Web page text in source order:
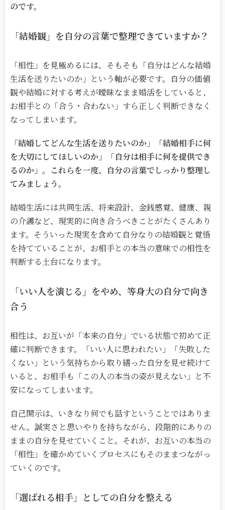
のです。
「結婚観」を自分の言葉で整理できていますか？
「相性」を見極めるには、そもそも「自分はどんな結婚
生活を送りたいのか」という軸が必要です。自分の価値
観や結婚に対する考えが曖昧なまま婚活をしていると、
お相手との「合う・合わない」すら正しく判断できなく
なってしまいます。
「結婚してどんな生活を送りたいのか」「結婚相手に何
を大切にしてほしいのか」「自分は相手に何を提供でき
るのか」。これらを一度、自分の言葉でしっかり整理し
てみましょう。
結婚生活には共同生活、将来設計、金銭感覚、健康、親
の介護など、現実的に向き合うべきことがたくさんあり
ます。そういった現実を含めて自分なりの結婚観と覚悟
を持てていることが、お相手との本当の意味での相性を
判断する土台になります。
「いい人を演じる」をやめ、等身大の自分で向き
合う
相性は、お互いが「本来の自分」でいる状態で初めて正
確に判断できます。「いい人に思われたい」「失敗した
くない」という気持ちから取り繕った自分を見せ続けて
いると、お相手も「この人の本当の姿が見えない」と不
安になってしまいます。
自己開示は、いきなり何でも話すということではありま
せん。誠実さと思いやりを持ちながら、段階的にありの
ままの自分を見せていくこと。それが、お互いの本当の
「相性」を確かめていくプロセスにもそのままつながっ
ていくのです。
「選ばれる相手」としての自分を整える